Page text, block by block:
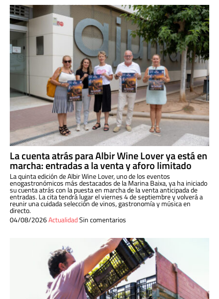
La cuenta atrás para Albir Wine Lover ya está en
marcha: entradas a la venta y aforo limitado
La quinta edición de Albir Wine Lover, uno de los eventos
enogastronómicos más destacados de la Marina Baixa, ya ha iniciado
su cuenta atrás con la puesta en marcha de la venta anticipada de
entradas. La cita tendrá lugar el viernes 4 de septiembre y volverá a
reunir una cuidada selección de vinos, gastronomía y música en
directo.
04/08/2026ActualidadSin comentarios